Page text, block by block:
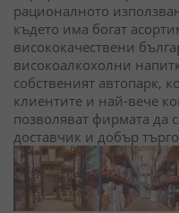
рационалното
където има богат
висококачествени
високоалкохолни
собственият автопарк,
клиентите и най-вече
позволяват фирмата да
доставчик и добър